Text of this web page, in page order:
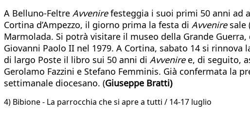
A Belluno-Feltre Avvenirefesteggia i suoi primi 50 anni ad
Cortina d’Ampezzo, il giorno prima la festa di Avveniresale
Marmolada. Si potrà visitare il museo della Grande
Giovanni Paolo II nel 1979. A Cortina, sabato 14 si
di largo Poste il libro sui 50 anni di Avveniree, di seguito,
Gerolamo Fazzini e Stefano Femminis. Già confermata la
settimanale diocesano. (Giuseppe Bratti)
4) Bibione - La parrocchia che si apre a tutti / 14-17 luglio